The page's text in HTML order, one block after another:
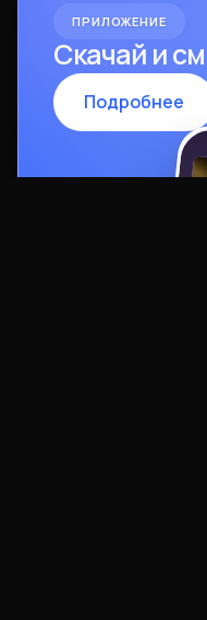
ПРИЛОЖЕНИЕ
Скачай и
Подробнее